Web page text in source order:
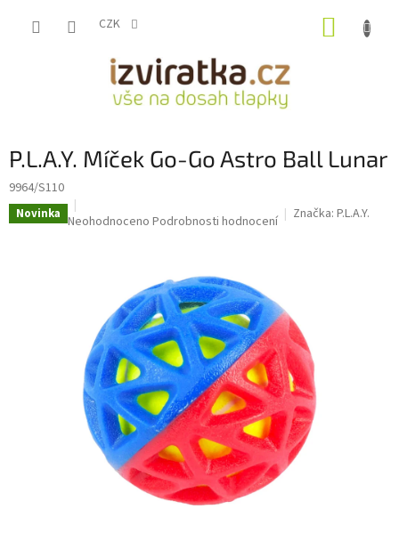
CZK
P.L.A.Y. Míček Go-Go Astro Ball Lunar
9964/S110
Novinka Průměrné
hvězdiček.
Neohodnoceno Podrobnosti hodnocení Značka: P.L.A.Y.